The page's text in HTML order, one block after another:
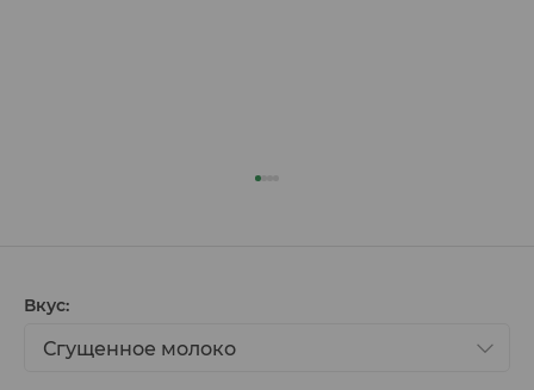
Вкус:
Сгущенное молоко